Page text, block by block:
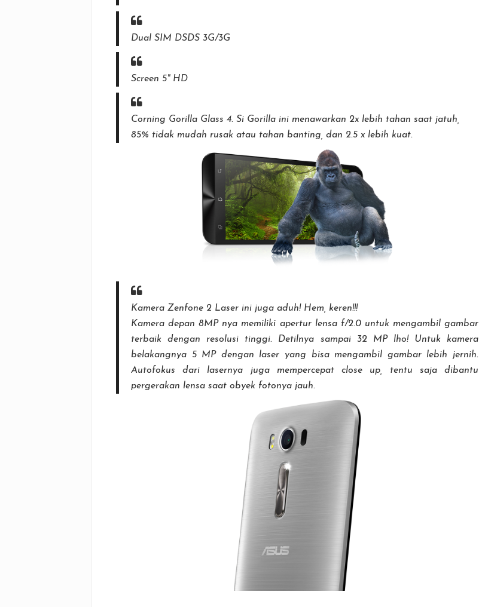
Dual SIM DSDS 3G/3G
Screen 5" HD
Corning Gorilla Glass 4. Si Gorilla ini menawarkan 2x lebih tahan saat jatuh,
85% tidak mudah rusak atau tahan banting, dan 2.5 x lebih kuat.
Kamera Zenfone 2 Laser ini juga aduh! Hem, keren!!!
Kamera depan 8MP nya memiliki apertur lensa f/2.0 untuk mengambil gambar
terbaik dengan resolusi tinggi. Detilnya sampai 32 MP lho! Untuk kamera
belakangnya 5 MP dengan laser yang bisa mengambil gambar lebih jernih.
Autofokus dari lasernya juga mempercepat close up, tentu saja dibantu
pergerakan lensa saat obyek fotonya jauh.